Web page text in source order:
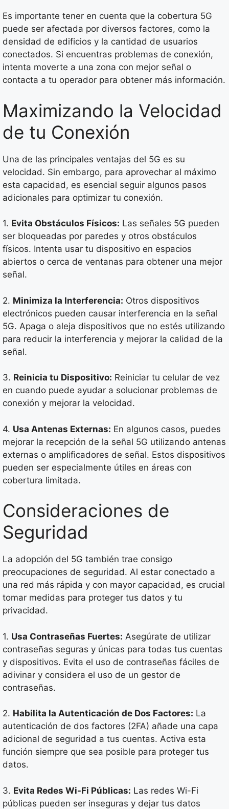
Es importante tener en cuenta que la cobertura 5G
puede ser afectada por diversos factores, como la
densidad de edificios y la cantidad de usuarios
conectados. Si encuentras problemas de conexión,
intenta moverte a una zona con mejor señal o
contacta a tu operador para obtener más información.
Maximizando la Velocidad
de tu Conexión
Una de las principales ventajas del 5G es su
velocidad. Sin embargo, para aprovechar al máximo
esta capacidad, es esencial seguir algunos pasos
adicionales para optimizar tu conexión.
1. Evita Obstáculos Físicos: Las señales 5G pueden
ser bloqueadas por paredes y otros obstáculos
físicos. Intenta usar tu dispositivo en espacios
abiertos o cerca de ventanas para obtener una mejor
señal.
2. Minimiza la Interferencia: Otros dispositivos
electrónicos pueden causar interferencia en la señal
5G. Apaga o aleja dispositivos que no estés utilizando
para reducir la interferencia y mejorar la calidad de la
señal.
3. Reinicia tu Dispositivo: Reiniciar tu celular de vez
en cuando puede ayudar a solucionar problemas de
conexión y mejorar la velocidad.
4. Usa Antenas Externas: En algunos casos, puedes
mejorar la recepción de la señal 5G utilizando antenas
externas o amplificadores de señal. Estos dispositivos
pueden ser especialmente útiles en áreas con
cobertura limitada.
Consideraciones de
Seguridad
La adopción del 5G también trae consigo
preocupaciones de seguridad. Al estar conectado a
una red más rápida y con mayor capacidad, es crucial
tomar medidas para proteger tus datos y tu
privacidad.
1. Usa Contraseñas Fuertes: Asegúrate de utilizar
contraseñas seguras y únicas para todas tus cuentas
y dispositivos. Evita el uso de contraseñas fáciles de
adivinar y considera el uso de un gestor de
contraseñas.
2. Habilita la Autenticación de Dos Factores: La
autenticación de dos factores (2FA) añade una capa
adicional de seguridad a tus cuentas. Activa esta
función siempre que sea posible para proteger tus
datos.
3. Evita Redes Wi-Fi Públicas: Las redes Wi-Fi
públicas pueden ser inseguras y dejar tus datos